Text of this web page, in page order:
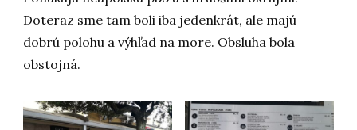
Doteraz sme tam boli iba jedenkrát, ale majú
dobrú polohu a výhľad na more. Obsluha bola
obstojná.